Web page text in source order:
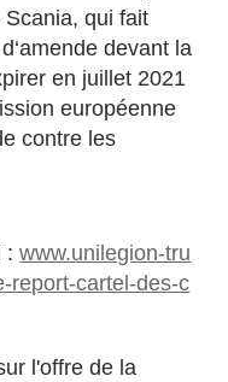
Scania, qui fait
devant la
en juillet 2021
européenne
contre les
:www.unilegion-tru
report-cartel-des-c
l'offre de la